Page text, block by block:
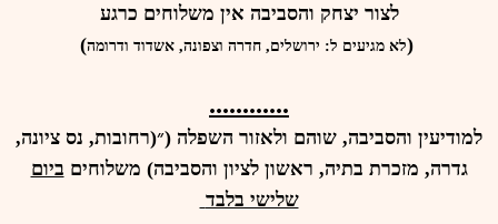
לצור יצחק והסביבה אין משלוחים כרגע
(לא מגיעים ל: ירושלים, חדרה וצפונה, אשדוד ודרומה)
............
למודיעין והסביבה, שוהם ולאזור השפלה (״(רחובות, נס ציונה,
גדרה, מזכרת בתיה, ראשון לציון והסביבה) משלוחים ביום
שלישי בלבד